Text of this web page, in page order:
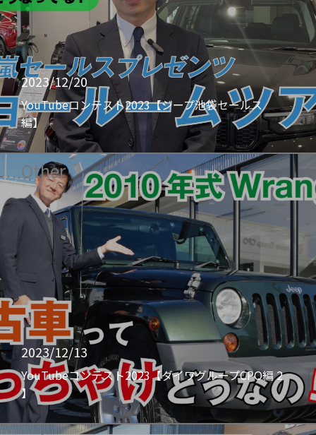
2023/12/20
YouTubeコンテスト2023【ジープ池袋セールス
編】
Other
2023/12/13
YouTubeコンテスト2023【ダイワグループCPO編 2
】